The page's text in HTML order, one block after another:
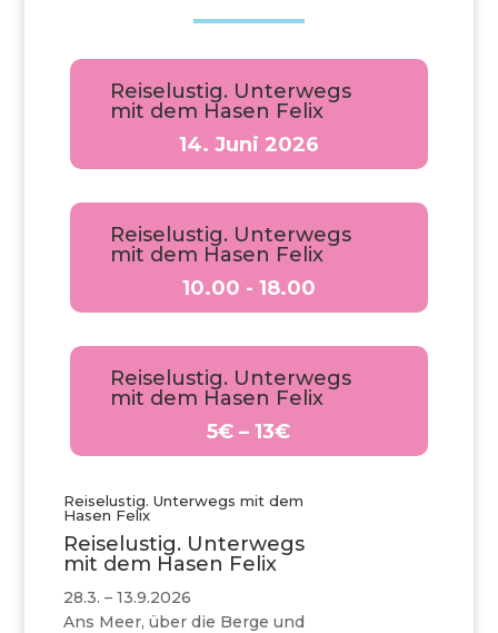
Reiselustig. Unterwegs
mit dem Hasen Felix
14. Juni 2026
Reiselustig. Unterwegs
mit dem Hasen Felix
10.00 - 18.00
Reiselustig. Unterwegs
mit dem Hasen Felix
5€ – 13€
Reiselustig. Unterwegs mit dem
Hasen Felix
Reiselustig. Unterwegs
mit dem Hasen Felix
28.3. – 13.9.2026
Ans Meer, über die Berge und